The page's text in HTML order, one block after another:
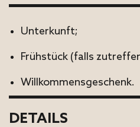
Unterkunft;
Frühstück (falls
Willkommensgeschenk.
DETAILS